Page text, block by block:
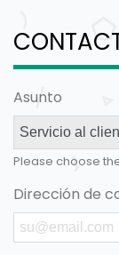
Asunto
Please choose
Dirección de